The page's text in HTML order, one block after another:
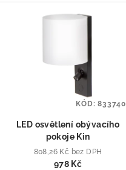
LED osvětlení obývacího
pokoje Kin
808,26 Kč bez DPH
978 Kč
KÓD:833740